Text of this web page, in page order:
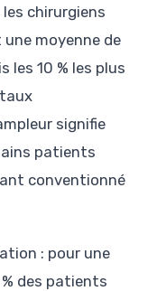
chirurgiens
moyenne de
les 10 % les plus
signifie
patients
conventionné
: pour une
des patients